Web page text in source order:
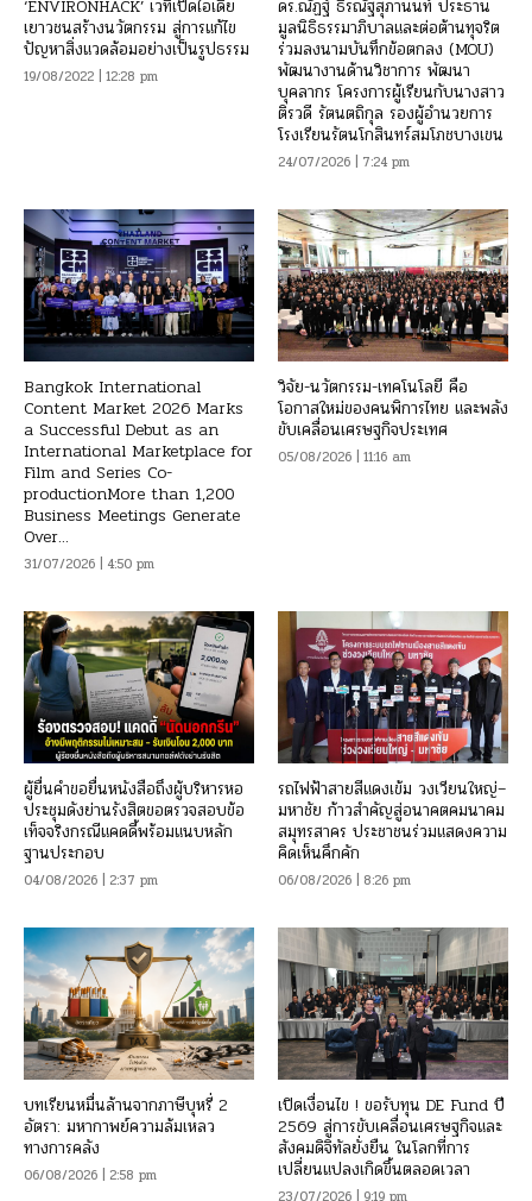
‘ENVIRONHACK’ เวทีเปิดไอเดีย
เยาวชนสร้างนวัตกรรม สู่การแก้ไข
ปัญหาสิ่งแวดล้อมอย่างเป็นรูปธรรม
19/08/2022 | 12:28 pm
ดร.ณัฏฐ์ ธีรณัฐสุภานนท์ ประธาน
มูลนิธิธรรมาภิบาลและต่อต้านทุจริต
ร่วมลงนามบันทึกข้อตกลง (MOU)
พัฒนางานด้านวิชาการ พัฒนา
บุคลากร โครงการผู้เรียนกับนางสาว
ติรวดี รัตนตถิกุล รองผู้อำนวยการ
โรงเรียนรัตนโกสินทร์สมโภชบางเขน
24/07/2026 | 7:24 pm
Bangkok International
Content Market 2026 Marks
a Successful Debut as an
International Marketplace for
Film and Series Co-
productionMore than 1,200
Business Meetings Generate
Over...
31/07/2026 | 4:50 pm
วิจัย-นวัตกรรม-เทคโนโลยี คือ
โอกาสใหม่ของคนพิการไทย และพลัง
ขับเคลื่อนเศรษฐกิจประเทศ
05/08/2026 | 11:16 am
ผู้ยื่นคำขอยื่นหนังสือถึงผู้บริหารหอ
ประชุมดังย่านรังสิตขอตรวจสอบข้อ
เท็จจริงกรณีแคดดี้พร้อมแนบหลัก
ฐานประกอบ
04/08/2026 | 2:37 pm
รถไฟฟ้าสายสีแดงเข้ม วงเวียนใหญ่–
มหาชัย ก้าวสำคัญสู่อนาคตคมนาคม
สมุทรสาคร ประชาชนร่วมแสดงความ
คิดเห็นคึกคัก
06/08/2026 | 8:26 pm
บทเรียนหมื่นล้านจากภาษีบุหรี่ 2
อัตรา: มหากาพย์ความล้มเหลว
ทางการคลัง
06/08/2026 | 2:58 pm
เปิดเงื่อนไข ! ขอรับทุน DE Fund ปี
2569 สู่การขับเคลื่อนเศรษฐกิจและ
สังคมดิจิทัลยั่งยืน ในโลกที่การ
เปลี่ยนแปลงเกิดขึ้นตลอดเวลา
23/07/2026 | 9:19 pm